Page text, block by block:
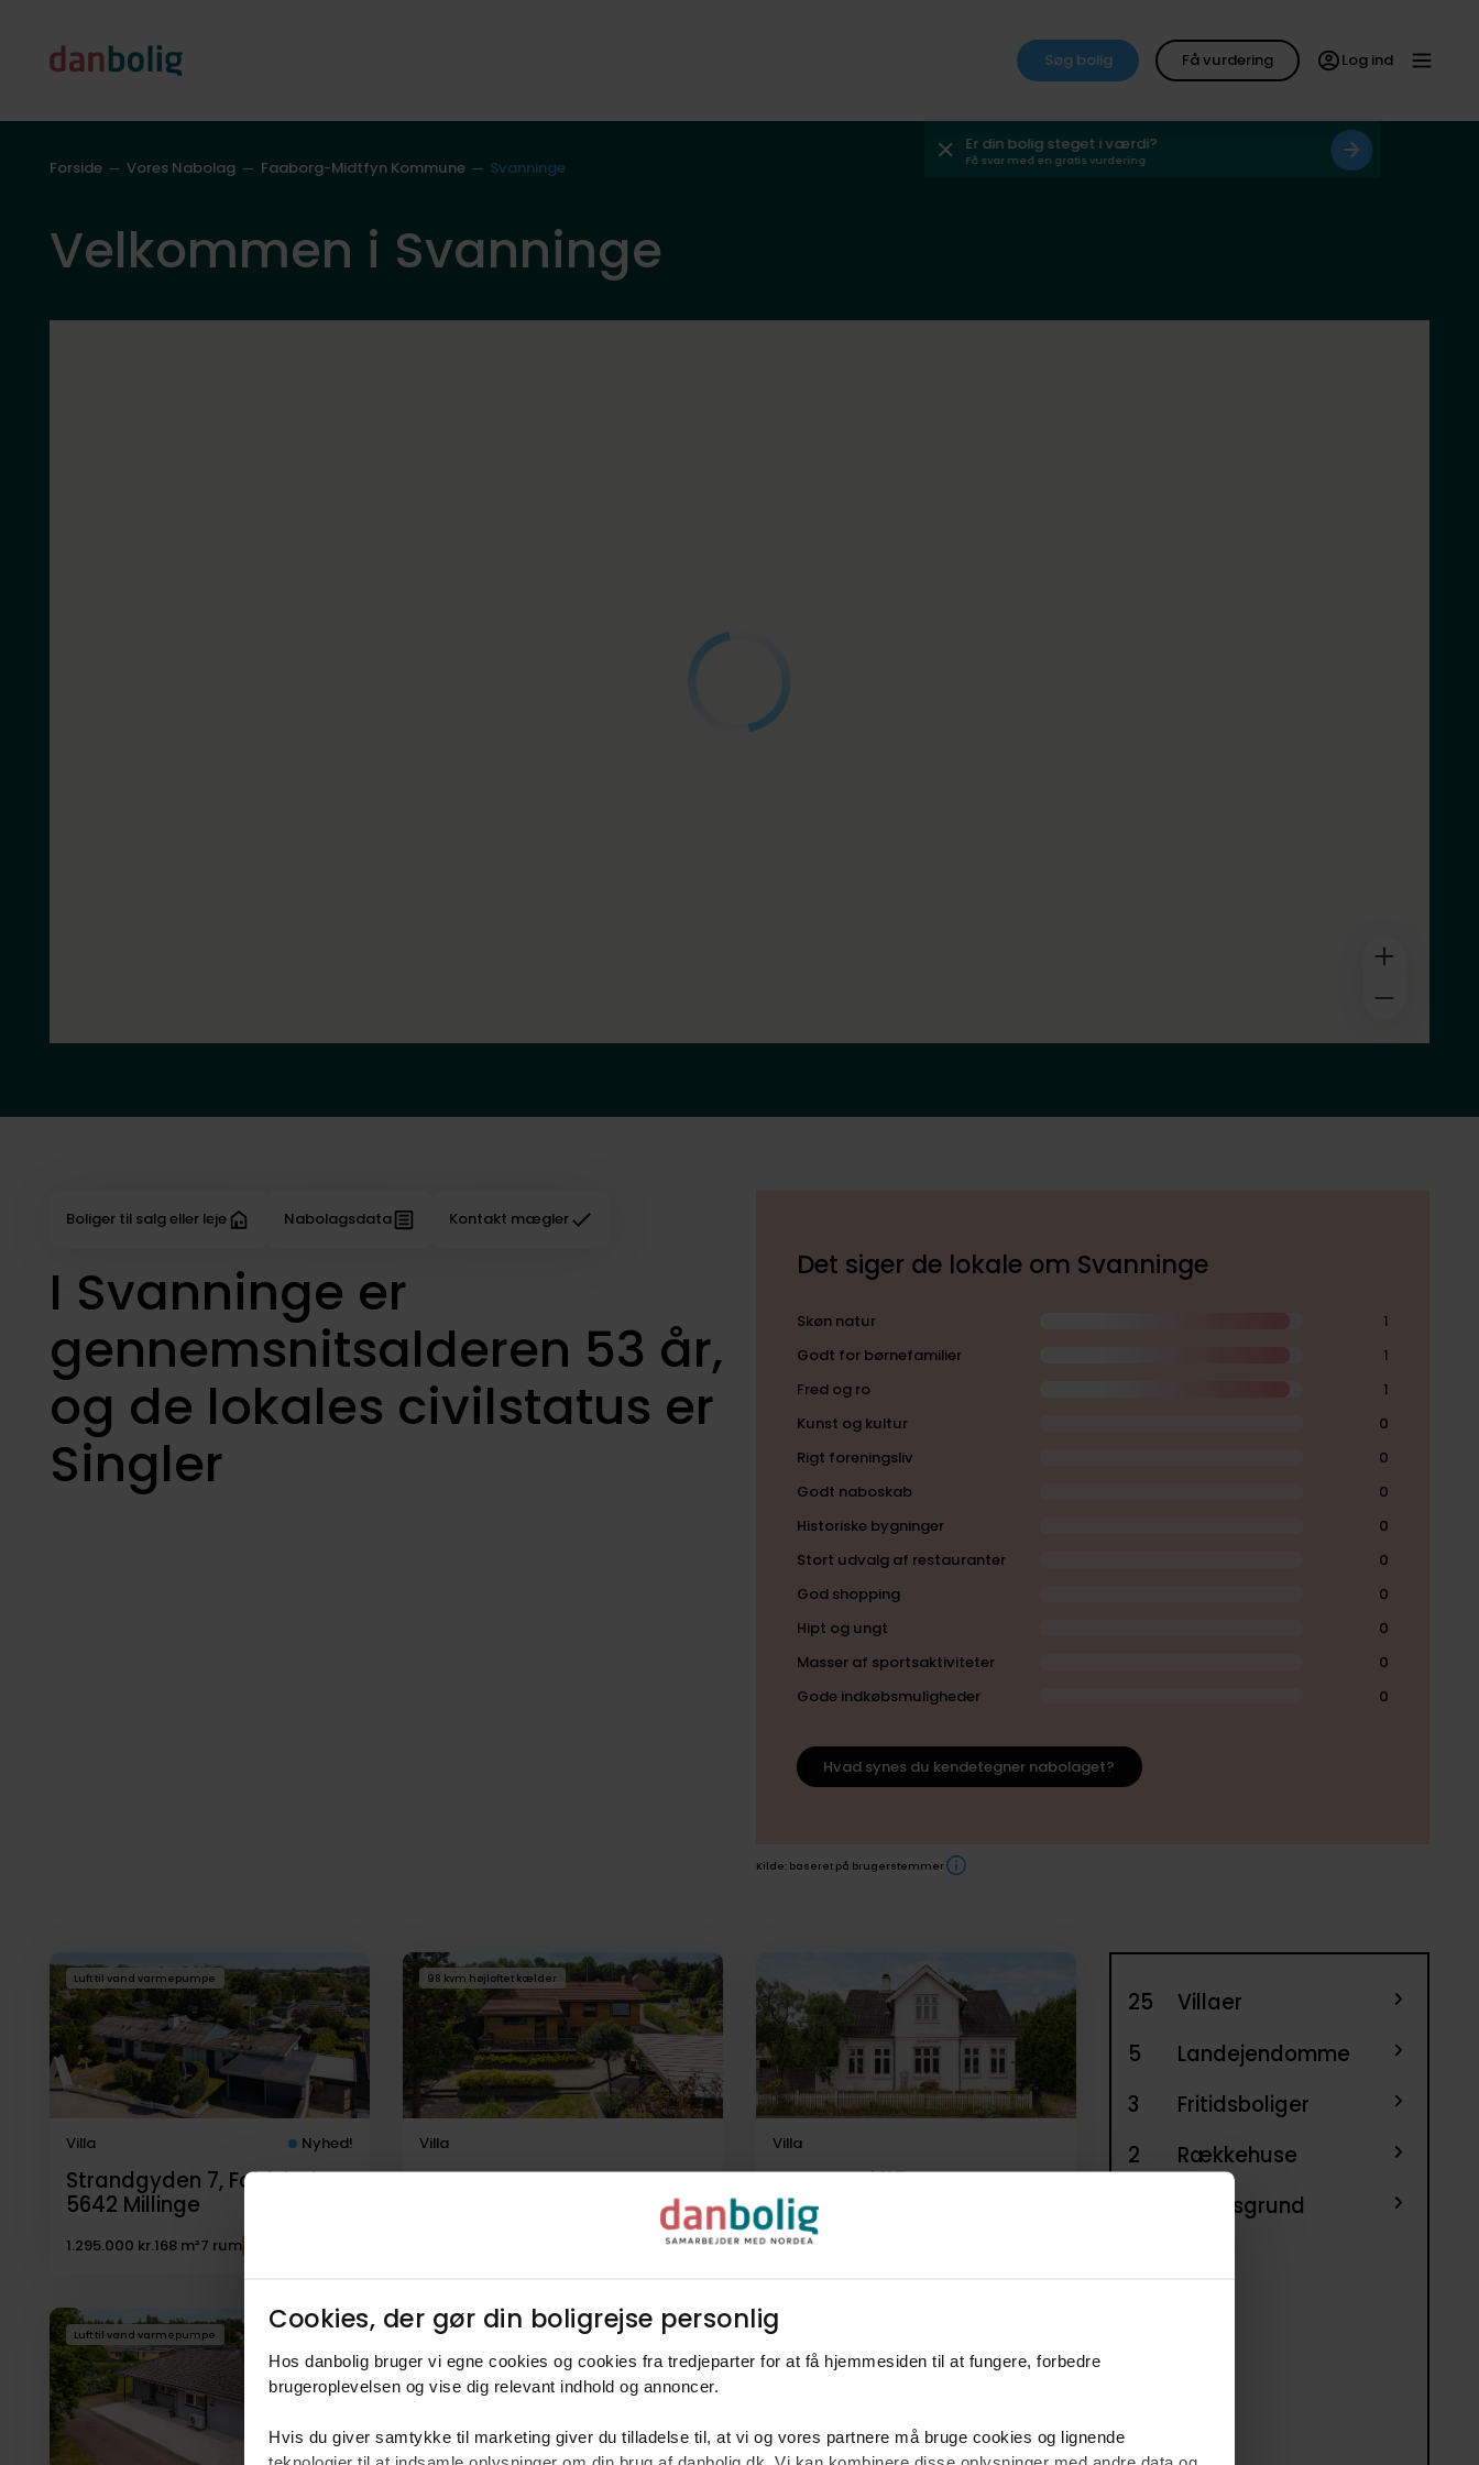
Cookies, der gør din boligrejse personlig​
Hos danbolig bruger vi egne cookies og cookies fra tredjeparter for at få hjemmesiden til at fungere, forbedre
brugeroplevelsen og vise dig relevant indhold og annoncer.​
Hvis du giver samtykke til marketing giver du tilladelse til, at vi og vores partnere må bruge cookies og lignende
Søg bolig Få vurdering Log ind
Er din bolig steget i værdi?
Få svar med en gratis vurdering
Forside Vores Nabolag Faaborg-Midtfyn Kommune Svanninge
Velkommen i Svanninge
Boliger til salg eller leje Nabolagsdata Kontakt mægler
I Svanninge er
gennemsnitsalderen 53 år,
og de lokales civilstatus er
Singler
Det siger de lokale om Svanninge
Skøn natur
1
Godt for børnefamilier
1
Fred og ro
1
Kunst og kultur
0
Rigt foreningsliv
0
Godt naboskab
0
Historiske bygninger
0
Stort udvalg af restauranter
0
God shopping
0
Hipt og ungt
0
Masser af sportsaktiviteter
0
Gode indkøbsmuligheder
0
Hvad synes du kendetegner nabolaget?
Kilde: baseret på brugerstemmer
Boliger
til
salg
Luft til vand varmepumpe
Villa Nyhed!
Strandgyden 7, Faldsled,
5642 Millinge
1.295.000 kr.168 m²7 rum
98 kvm højloftet kælder
Villa Villa
Assensvej 115,
5600
795.000 kr.
Luft til vand varmepumpe Uudnyttet 1 sal
25
Villaer
5
Landejendomme
3
Fritidsboliger
2
Rækkehuse
Helårsgrund